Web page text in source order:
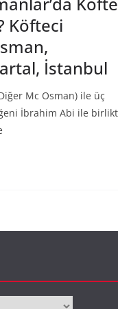
Köfteci
İstanbul
Mc Osman) ile üç
İbrahim Abi ile